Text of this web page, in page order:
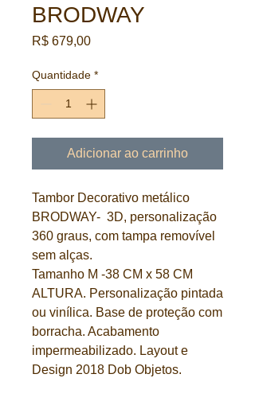
BRODWAY
R$ 679,00Preço
Quantidade *
Adicionar ao carrinho
Tambor Decorativo metálico
BRODWAY- 3D, personalização
360 graus, com tampa removível
sem alças.
Tamanho M -38 CM x 58 CM
ALTURA. Personalização pintada
ou vinílica. Base de proteção com
borracha. Acabamento
impermeabilizado. Layout e
Design 2018 Dob Objetos.